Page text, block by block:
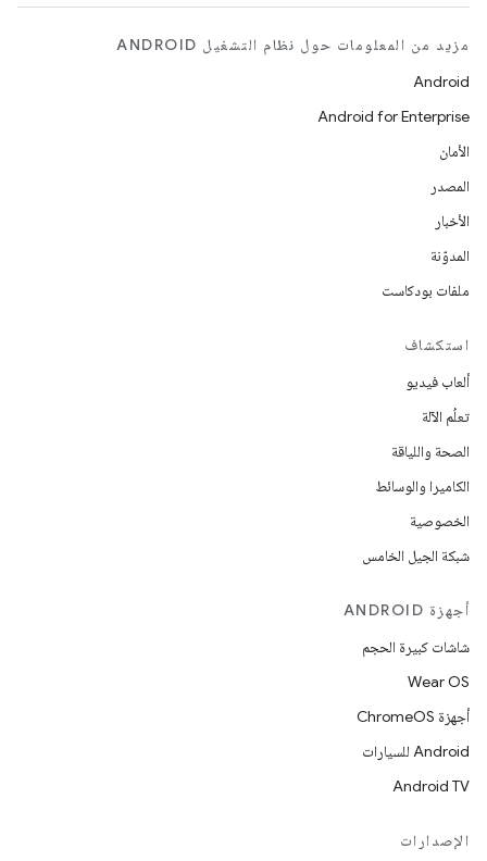
مزيد من المعلومات حول نظام التشغيل ANDROID
Android
Android for Enterprise
الأمان
المصدر
الأخبار
المدوّنة
ملفات بودكاست
استكشاف
ألعاب فيديو
تعلُم الآلة
الصحة واللياقة
الكاميرا والوسائط
الخصوصية
شبكة الجيل الخامس
أجهزة ANDROID
شاشات كبيرة الحجم
Wear OS
أجهزة ChromeOS
Android للسيارات
Android TV
الإصدارات